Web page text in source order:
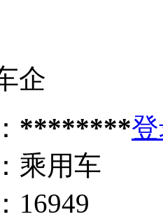
企
********
乘用车
16949